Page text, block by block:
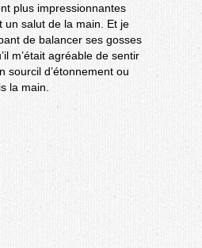
plus impressionnantes
un salut de la main. Et je
de balancer ses gosses
m’était agréable de sentir
sourcil d’étonnement ou
la main.